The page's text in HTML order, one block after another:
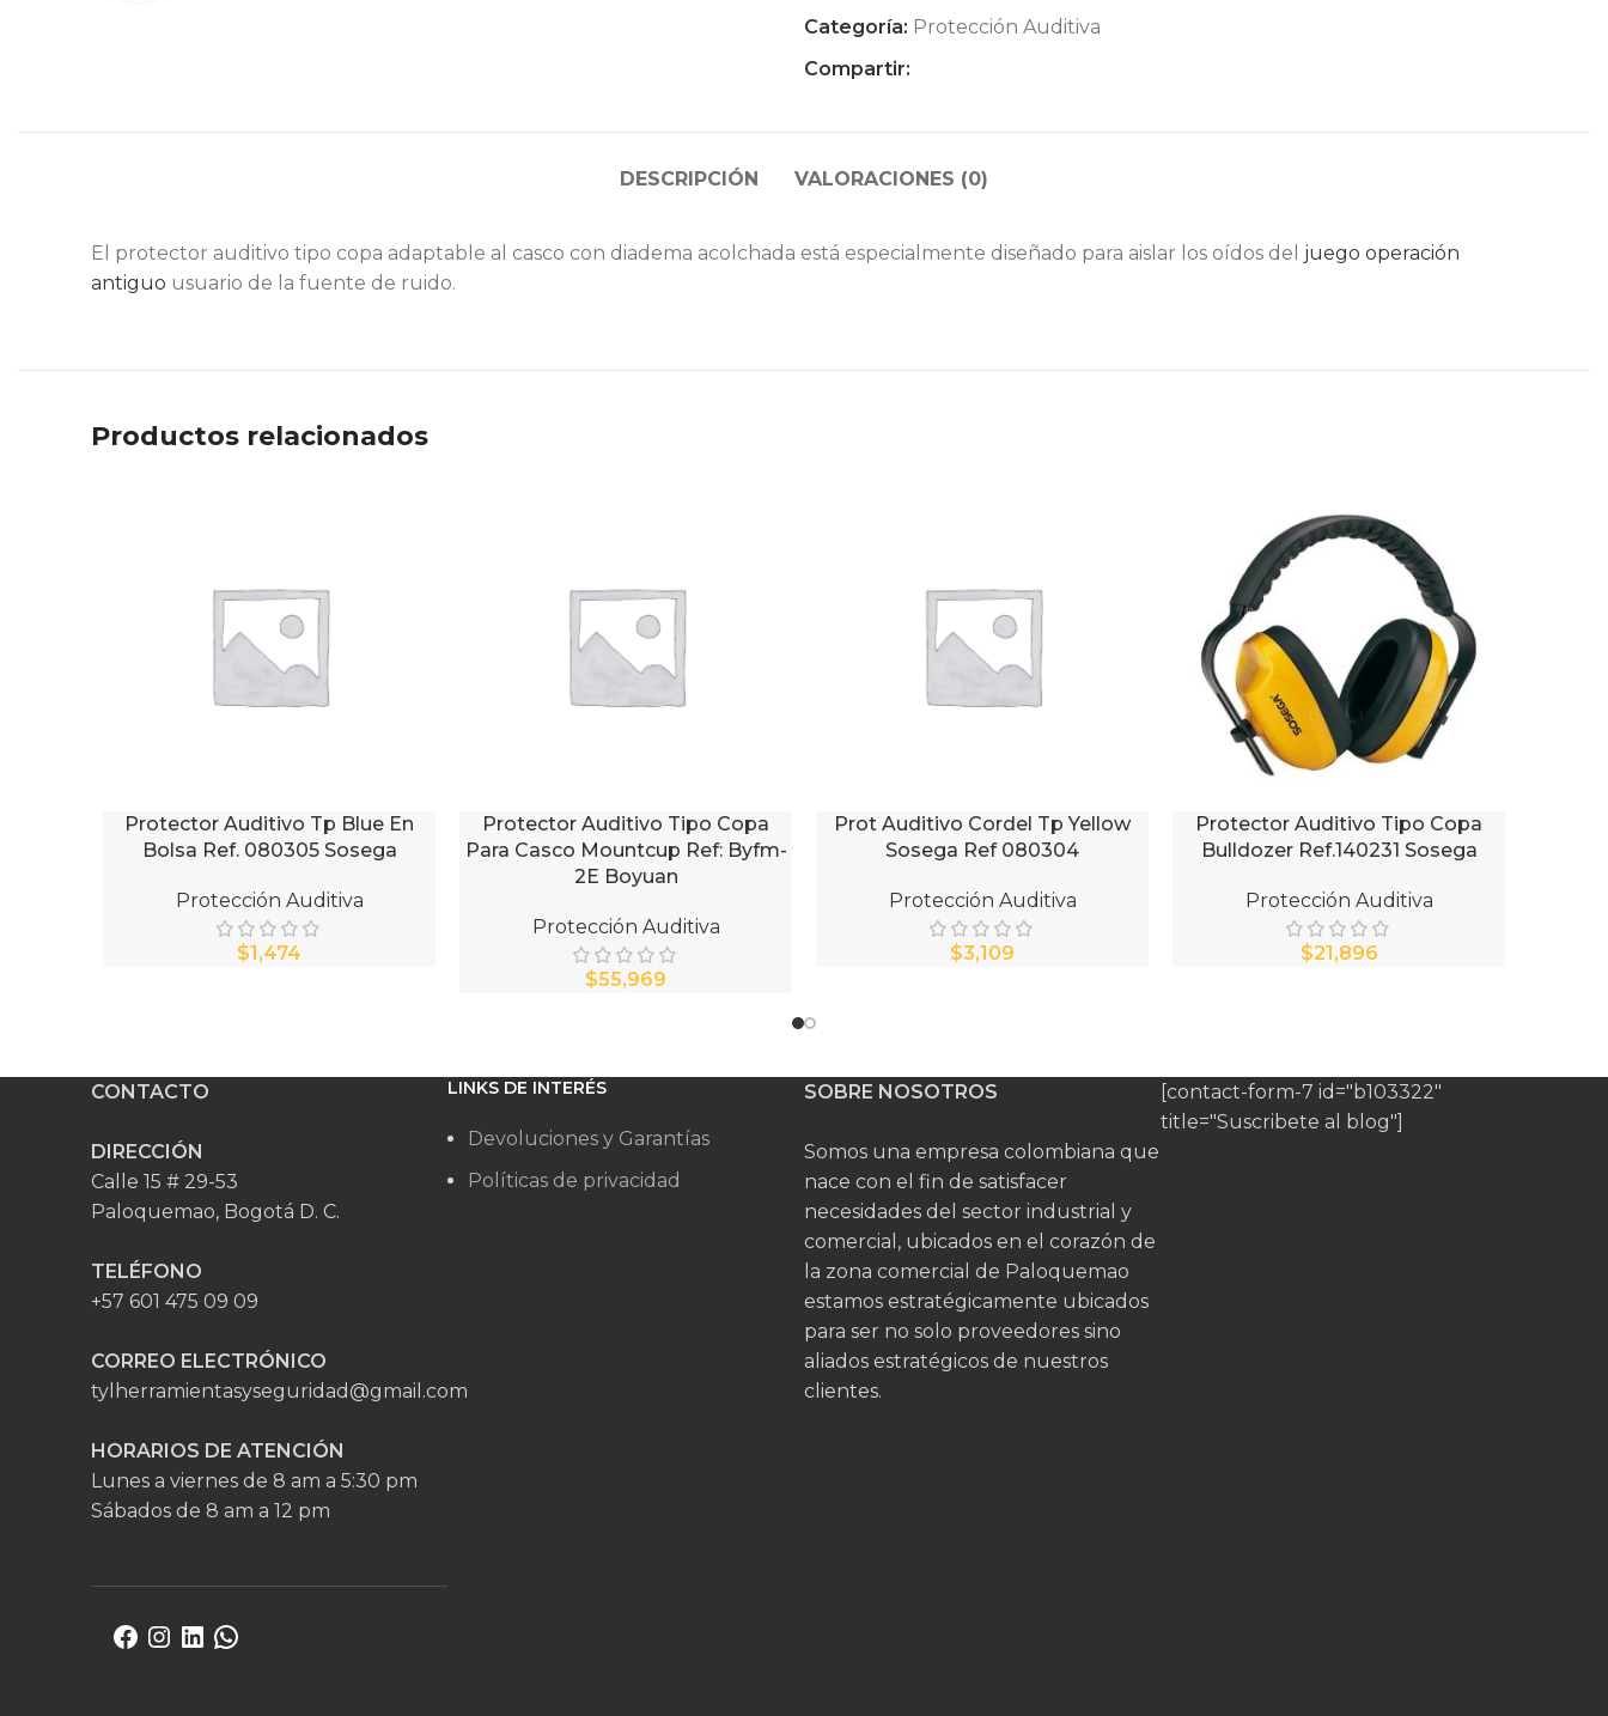
Categoría: Protección Auditiva
Compartir:
DESCRIPCIÓN VALORACIONES (0)
El protector auditivo tipo copa adaptable al casco con diadema acolchada está especialmente diseñado para aislar los oídos del juego operación
antiguo usuario de la fuente de ruido.
Productos relacionados
AÑADIR AL CARRITO
Protector Auditivo Tp Blue En
Bolsa Ref. 080305 Sosega
Protección Auditiva
$
AÑADIR AL CARRITO
Protector Auditivo Tipo Copa
Para Casco Mountcup Ref: Byfm-
2E Boyuan
Protección Auditiva
$
AÑADIR AL CARRITO
Prot Auditivo Cordel Tp Yellow
Sosega Ref 080304
Protección Auditiva
$
AÑADIR AL CARRITO
Protector Auditivo Tipo Copa
Bulldozer Ref.140231 Sosega
Protección Auditiva
$
CONTACTO
DIRECCIÓN
Calle 15 # 29-53
Paloquemao, Bogotá D. C.
TELÉFONO
+57 601 475 09 09
CORREO ELECTRÓNICO
tylherramientasyseguridad@gmail.com
HORARIOS DE ATENCIÓN
Lunes a viernes de 8 am a 5:30 pm
Sábados de 8 am a 12 pm
LINKS DE INTERÉS
Devoluciones y Garantías
Políticas de privacidad
SOBRE NOSOTROS
Somos una empresa colombiana que
nace con el fin de satisfacer
necesidades del sector industrial y
comercial, ubicados en el corazón de
la zona comercial de Paloquemao
estamos estratégicamente ubicados
para ser no solo proveedores sino
aliados estratégicos de nuestros
clientes.
[contact-form-7 id="b103322"
title="Suscribete al blog"]